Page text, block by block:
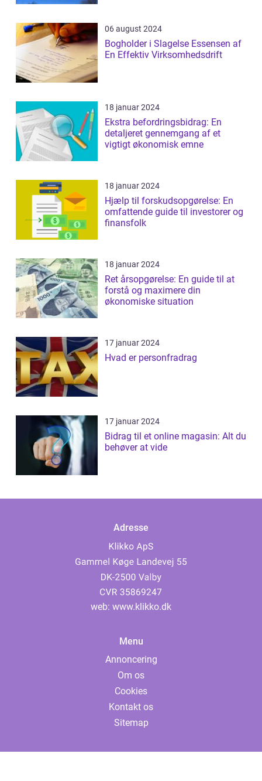
06 august 2024
Bogholder i Slagelse Essensen af
En Effektiv Virksomhedsdrift
18 januar 2024
Ekstra befordringsbidrag: En
detaljeret gennemgang af et
vigtigt økonomisk emne
18 januar 2024
Hjælp til forskudsopgørelse: En
omfattende guide til investorer og
finansfolk
18 januar 2024
Ret årsopgørelse: En guide til at
forstå og maximere din
økonomiske situation
17 januar 2024
Hvad er personfradrag
17 januar 2024
Bidrag til et online magasin: Alt du
behøver at vide
Adresse
web: www.klikko.dk
Menu
Annoncering
Om os
Cookies
Kontakt os
Sitemap